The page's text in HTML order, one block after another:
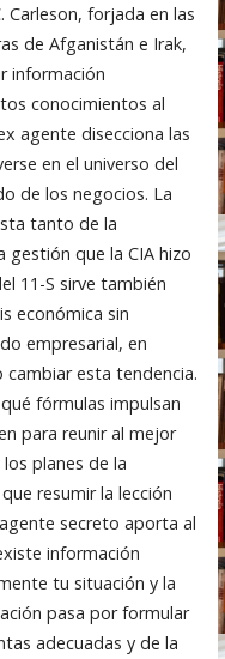
Carleson, forjada en las
de Afganistán e Irak,
información
conocimientos al
agente disecciona las
en el universo del
de los negocios. La
tanto de la
gestión que la CIA hizo
11-S sirve también
económica sin
empresarial, en
esta tendencia.
fórmulas impulsan
para reunir al mejor
planes de la
resumir la lección
secreto aporta al
información
tu situación y la
pasa por formular
adecuadas y de la